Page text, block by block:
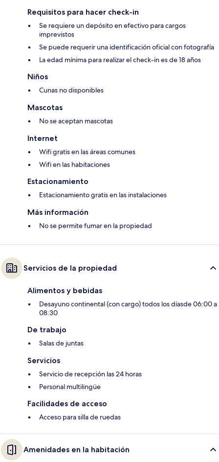
Requisitos para hacer check-in
Se requiere un depósito en efectivo para cargos
imprevistos
Se puede requerir una identificación oficial con fotografía
La edad mínima para realizar el check-in es de 18 años
Niños
Cunas no disponibles
Mascotas
No se aceptan mascotas
Internet
Wifi gratis en las áreas comunes
Wifi en las habitaciones
Estacionamiento
Estacionamiento gratis en las instalaciones
Más información
No se permite fumar en la propiedad
Servicios de la propiedad
Alimentos y bebidas
Desayuno continental (con cargo) todos los díasde 06:00 a
08:30
De trabajo
Salas de juntas
Servicios
Servicio de recepción las 24 horas
Personal multilingüe
Facilidades de acceso
Acceso para silla de ruedas
Amenidades en la habitación